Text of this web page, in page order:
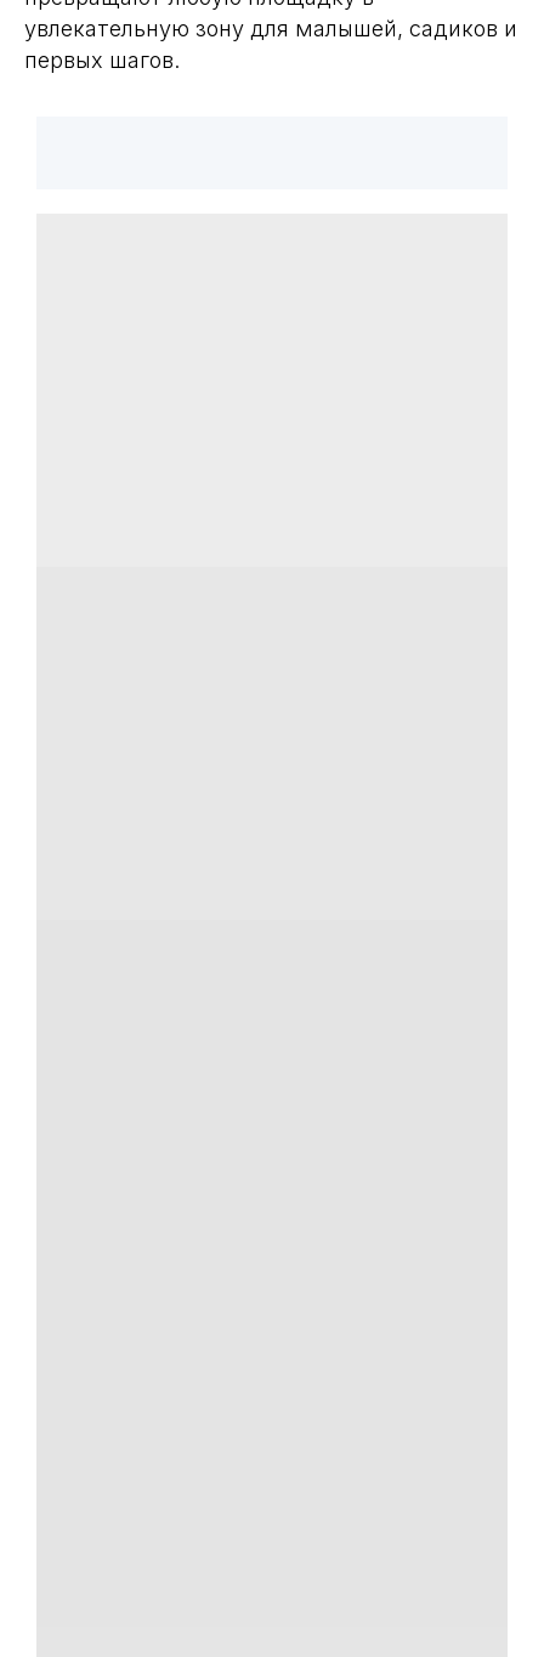
увлекательную зону для малышей, садиков и
первых шагов.